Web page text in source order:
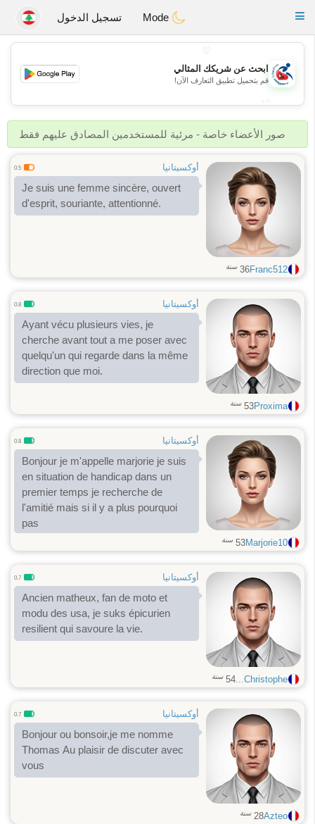
Handi Space
Toggle
تسجيل الدخول
💖
💕
ابحث عن شريكك المثالي
قم بتحميل تطبيق التعارف الآن!
صور الأعضاء خاصة - مرئية للمستخدمين المصادق عليهم فقط
أوكسيتانيا 0.5
Je suis une femme sincère, ouvert
d'esprit, souriante, attentionné.
Franc512
36 سنة
أوكسيتانيا 0.8
Ayant vécu plusieurs vies, je
cherche avant tout a me poser avec
quelqu'un qui regarde dans la même
direction que moi.
Proxima
53 سنة
أوكسيتانيا 0.8
Bonjour je m'appelle marjorie je suis
en situation de handicap dans un
premier temps je recherche de
l'amitié mais si il y a plus pourquoi
pas
Marjorie10
53 سنة
أوكسيتانيا 0.7
Ancien matheux, fan de moto et
modu des usa, je suks épicurien
resilient qui savoure la vie.
Christophe...
54 سنة
أوكسيتانيا 0.7
Bonjour ou bonsoir,je me nomme
Thomas Au plaisir de discuter avec
vous
Azteo
28 سنة